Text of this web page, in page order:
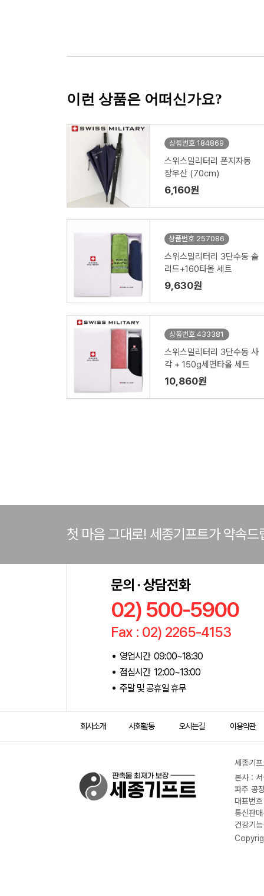
이런 상품은 어떠신가요?
상품번호 184869
스위스밀리터리 폰지자동
장우산 (70cm)
6,160원
상품번호 257086
스위스밀리터리 3단수동 솔
리드+160타올 세트
9,630원
상품번호 433381
스위스밀리터리 3단수동 사
각 + 150g세면타올 세트
10,860원
첫 마음 그대로! 세종기프트가 약속드
문의 · 상담전화
02) 500-5900
Fax : 02) 2265-4153
영업시간 09:00~18:30
점심시간 12:00~13:00
주말 및 공휴일 휴무
회사소개 사회활동 오시는길 이용약관
세종기
본사 :
파주 공
대표번
통신판
건강기